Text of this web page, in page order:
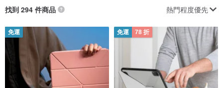
找到 294 件商品 熱門程度優先
免運 免運 78 折